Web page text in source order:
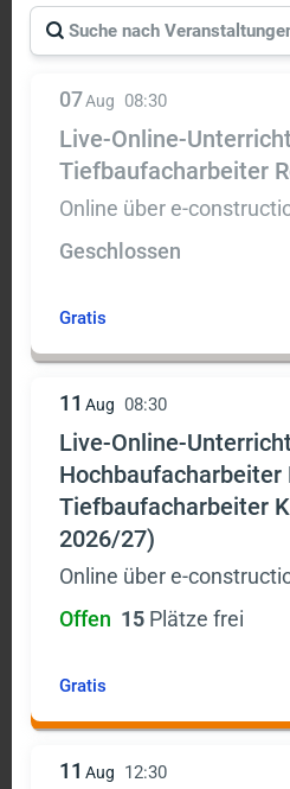
07Aug 08:30
Live-Online-Unterricht
Tiefbaufacharbeiter
Online über e-
Geschlossen
Gratis
11 Aug 08:30
Live-Online-
Tiefbaufacharbeiter
2026/27)
Online über e-
Offen 15 Plätze frei
Gratis
11 Aug 12:30